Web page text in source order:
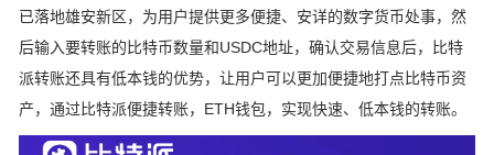
已落地雄安新区，为用户提供更多便捷、安详的数字货币处事，然
后输入要转账的比特币数量和USDC地址，确认交易信息后，比特
派转账还具有低本钱的优势，让用户可以更加便捷地打点比特币资
产，通过比特派便捷转账，ETH钱包，实现快速、低本钱的转账。